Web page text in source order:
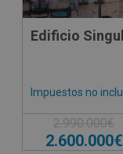
Edificio
Impuestos no
2.990.000€
2.600.000€